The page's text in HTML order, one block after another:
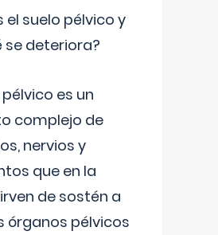
el suelo pélvico y
se deteriora?
pélvico es un
complejo de
nervios y
que en la
de sostén a
órganos pélvicos